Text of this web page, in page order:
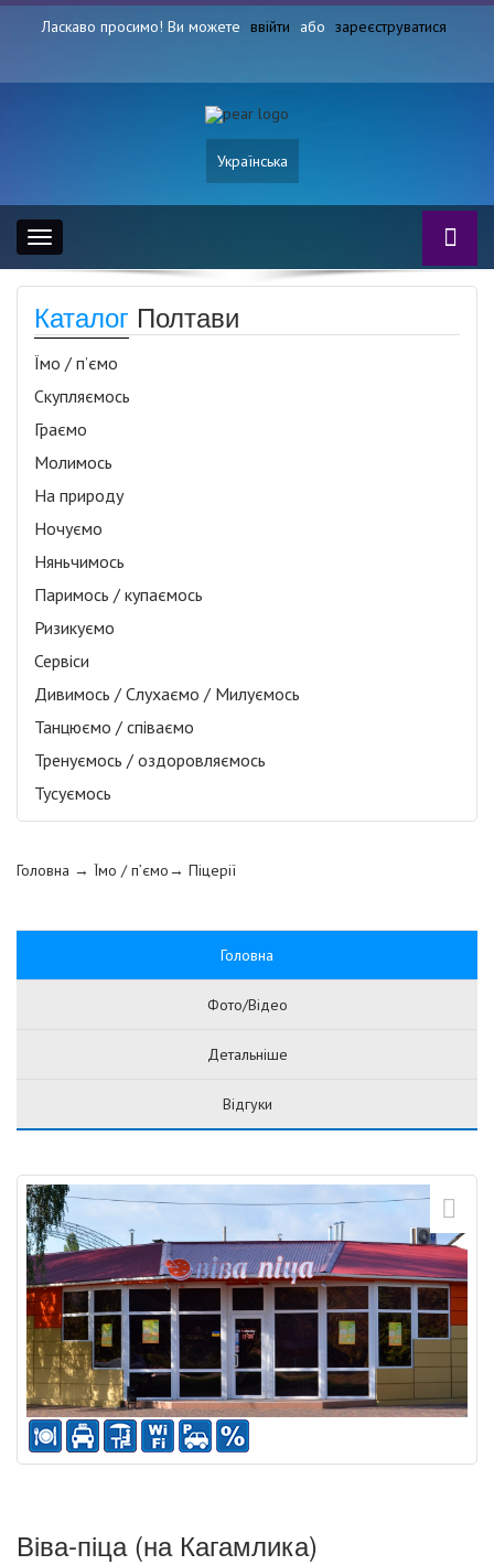
Ласкаво просимо! Ви можете ввійти або зареєструватися
Українська
Toggle
navigation
Каталог Полтави
Їмо / п’ємо
Скупляємось
Граємо
Молимось
На природу
Ночуємо
Няньчимось
Паримось / купаємось
Ризикуємо
Сервіси
Дивимось / Слухаємо / Милуємось
Танцюємо / співаємо
Тренуємось / оздоровляємось
Тусуємось
Головна → Їмо / п’ємо→ Піцерії
Головна
Фото/Відео
Детальніше
Відгуки
Віва-піца (на Кагамлика)